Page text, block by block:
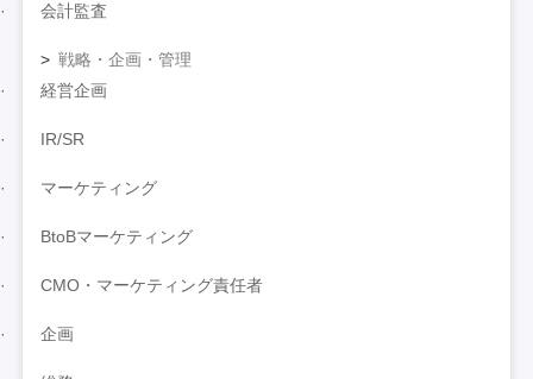
会計監査
戦略・企画・管理
経営企画
IR/SR
マーケティング
BtoBマーケティング
CMO・マーケティング責任者
企画